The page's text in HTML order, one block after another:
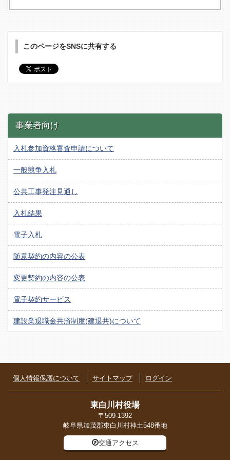
このページをSNSに共有する
事業者向け
入札参加資格審査申請について
一般競争入札
公共工事発注見通し
入札結果
電子入札
随意契約の内容の公表
変更契約の内容の公表
電子契約サービス
建設業退職金共済制度(建退共)について
個人情報保護について サイトマップ ログイン
東白川村役場
〒509-1392
岐阜県加茂郡東白川村神土548番地
交通アクセス